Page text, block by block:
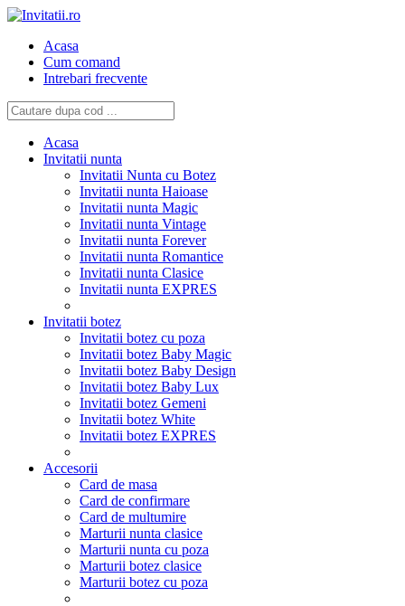
Acasa
Cum comand
Intrebari frecvente
Acasa
Invitatii nunta
Invitatii Nunta cu Botez
Invitatii nunta Haioase
Invitatii nunta Magic
Invitatii nunta Vintage
Invitatii nunta Forever
Invitatii nunta Romantice
Invitatii nunta Clasice
Invitatii nunta EXPRES
Invitatii botez
Invitatii botez cu poza
Invitatii botez Baby Magic
Invitatii botez Baby Design
Invitatii botez Baby Lux
Invitatii botez Gemeni
Invitatii botez White
Invitatii botez EXPRES
Accesorii
Card de masa
Card de confirmare
Card de multumire
Marturii nunta clasice
Marturii nunta cu poza
Marturii botez clasice
Marturii botez cu poza